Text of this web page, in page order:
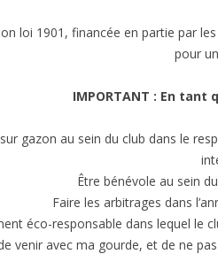
loi 1901, financée en partie par
pour
IMPORTANT : En tant
gazon au sein du club dans le
Être bénévole au sein
Faire les arbitrages dans
éco-responsable dans lequel le
venir avec ma gourde, et de ne